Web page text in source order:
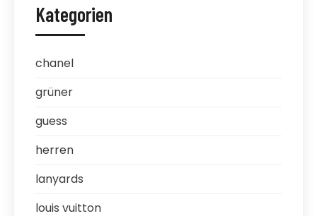
Kategorien
chanel
grüner
guess
herren
lanyards
louis vuitton